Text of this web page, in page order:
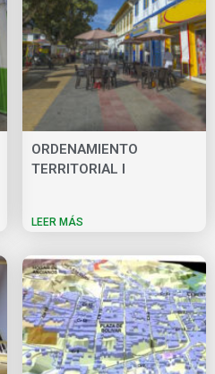
ORDENAMIENTO
TERRITORIAL I
LEER MÁS